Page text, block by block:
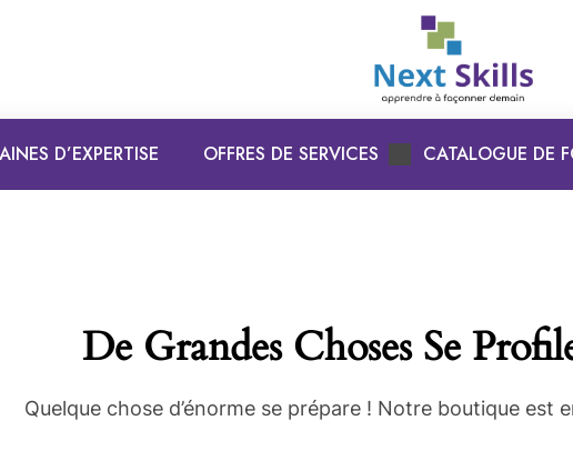
D’EXPERTISE OFFRES DE SERVICES CATALOGUE DE
De Grandes Choses Se
Quelque chose d’énorme se prépare ! Notre boutique est